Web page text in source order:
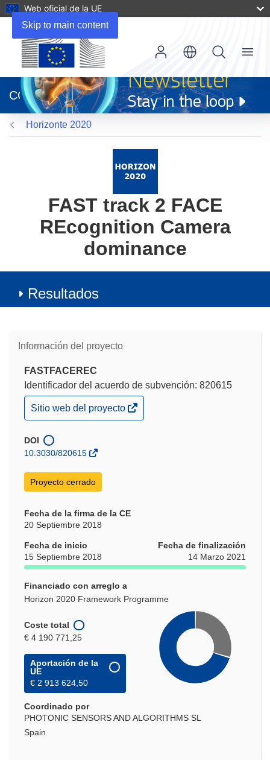
Skip to main content
Web oficial de la UE
abrirá
en
una
nueva
ventana)
CORDIS
Menu
Horizonte 2020
FAST track 2 FACE
REcognition Camera
dominance
Resultados
Información del proyecto
FASTFACEREC
Identificador del acuerdo de subvención: 820615
(se
abrirá
una
nueva
Sitio web del proyecto
DOI
10.3030/820615
Proyecto cerrado
Fecha de la firma de la CE
20 Septiembre 2018
Fecha de inicio
15 Septiembre 2018
Fecha de finalización
14 Marzo 2021
Financiado con arreglo a
Horizon 2020 Framework Programme
Coste total
€ 4 190 771,25
Aportación de la
UE
€ 2 913 624,50
Coordinado por
PHOTONIC SENSORS AND ALGORITHMS SL
Spain